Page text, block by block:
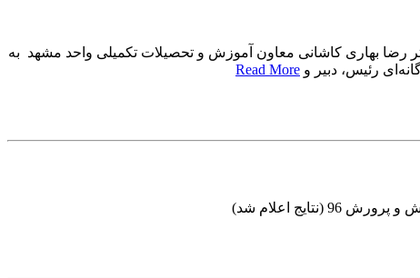
رضا بهاری کاشانی معاون آموزش و تحصیلات تکمیلی واحد مشهد به
رئیس، دبیر و Read More